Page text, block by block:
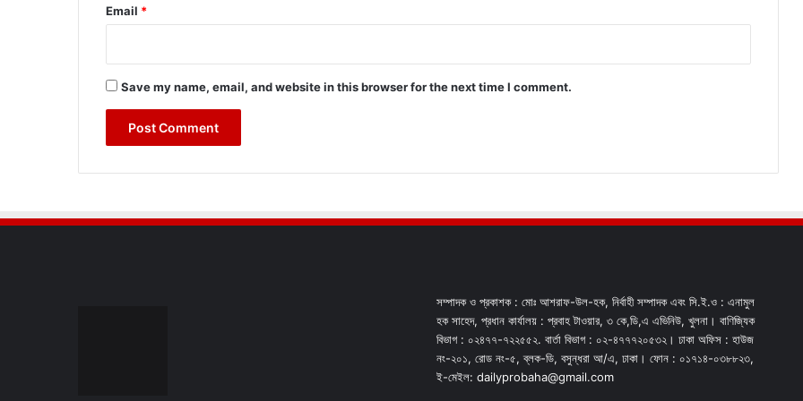
Email *
Save my name, email, and website in this browser for the next time I comment.
সম্পাদক ও প্রকাশক : মোঃ আশরাফ-উল-হক, নির্বাহী সম্পাদক এবং সি.ই.ও : এনামুল
হক সাহেদ, প্রধান কার্যালয় : প্রবাহ টাওয়ার, ৩ কে,ডি,এ এভিনিউ, খুলনা। বাণিজ্যিক
বিভাগ : ০২৪৭৭-৭২২৫৫২. বার্তা বিভাগ : ০২-৪৭৭৭২০৫৩২। ঢাকা অফিস : হাউজ
নং-২০১, রোড নং-৫, ব্লক-ডি, বসুন্ধরা আ/এ, ঢাকা। ফোন : ০১৭১৪-০৩৮৮২৩,
ই-মেইল: dailyprobaha@gmail.com